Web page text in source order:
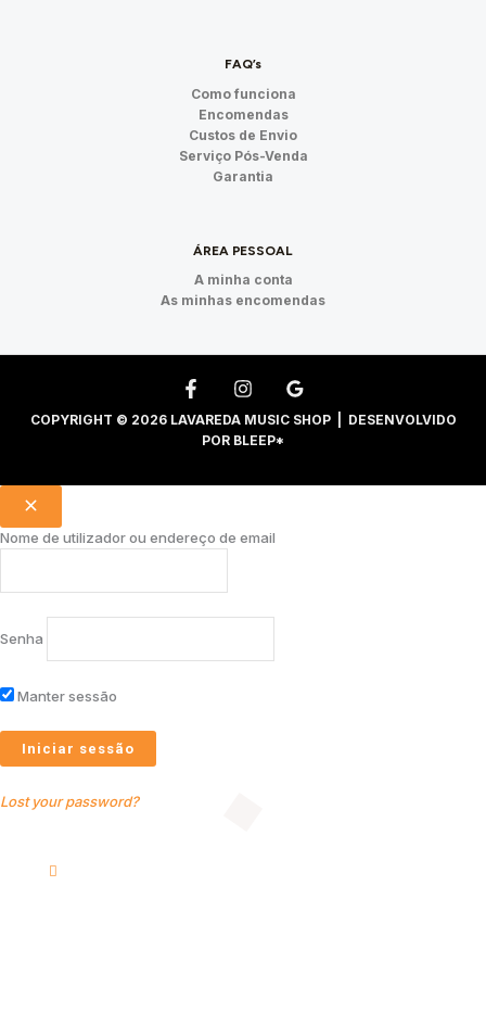
FAQ’s
Como funciona
Encomendas
Custos de Envio
Serviço Pós-Venda
Garantia
ÁREA PESSOAL
A minha conta
As minhas encomendas
COPYRIGHT © 2026 LAVAREDA MUSIC SHOP | DESENVOLVIDO
POR BLEEP*
Nome de utilizador ou endereço de email
Senha
Manter sessão
Lost your password?